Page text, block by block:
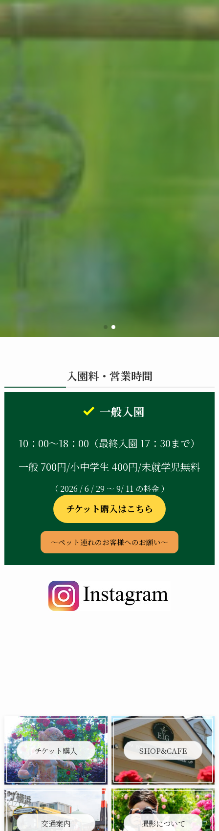
入園料・営業時間
一般入園
10：00～18：00（最終入園 17：30まで）
一般 700円/小中学生 400円/未就学児無料
（ 2026 / 6 / 29 ～ 9/ 11 の料金 ）
チケット購入はこちら
～ペット連れのお客様へのお願い～
チケット購入 SHOP&CAFE
交通案内 撮影について